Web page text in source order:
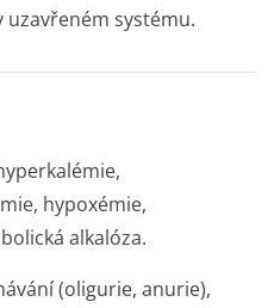
systému.
hypoxémie,
alkalóza.
(oligurie, anurie),